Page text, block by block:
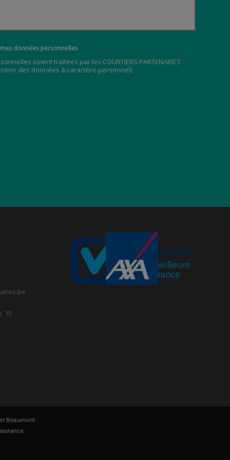
données personnelles
soient traitées par les COURTIERS PARTENAIRES
des données à caractère personnel)
15
Beaumont